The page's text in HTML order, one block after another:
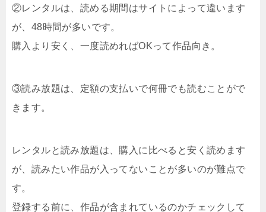
②レンタルは、読める期間はサイトによって違います
が、48時間が多いです。
購入より安く、一度読めればOKって作品向き。
③読み放題は、定額の支払いで何冊でも読むことがで
きます。
レンタルと読み放題は、購入に比べると安く読めます
が、読みたい作品が入ってないことが多いのが難点で
す。
登録する前に、作品が含まれているのかチェックして